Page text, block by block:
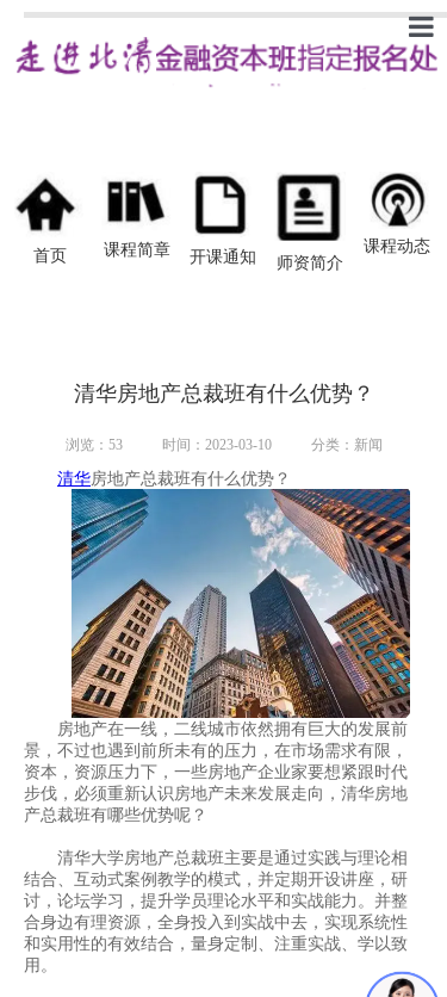
首页 课程简章 开课通知 师资简介
课程动态
课程简章
开课通知
清华房地产总裁班有什么优势？
浏览： 53 时间：2023-03-10 分类：新闻
清华房地产总裁班有什么优势？
房地产在一线，二线城市依然拥有巨大的发展前
景，不过也遇到前所未有的压力，在市场需求有限，
资本，资源压力下，一些房地产企业家要想紧跟时代
步伐，必须重新认识房地产未来发展走向，清华房地
产总裁班有哪些优势呢？
清华大学房地产总裁班主要是通过实践与理论相
结合、互动式案例教学的模式，并定期开设讲座，研
讨，论坛学习，提升学员理论水平和实战能力。并整
合身边有理资源，全身投入到实战中去，实现系统性
和实用性的有效结合，量身定制、注重实战、学以致
用。